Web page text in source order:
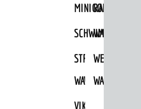
MINIGOLFRADFAHREN
SCHWIMMEN
STRANDBAD
WAIDSEE
TSG
VIKTOR-
WANDERN
WEINHEIMER